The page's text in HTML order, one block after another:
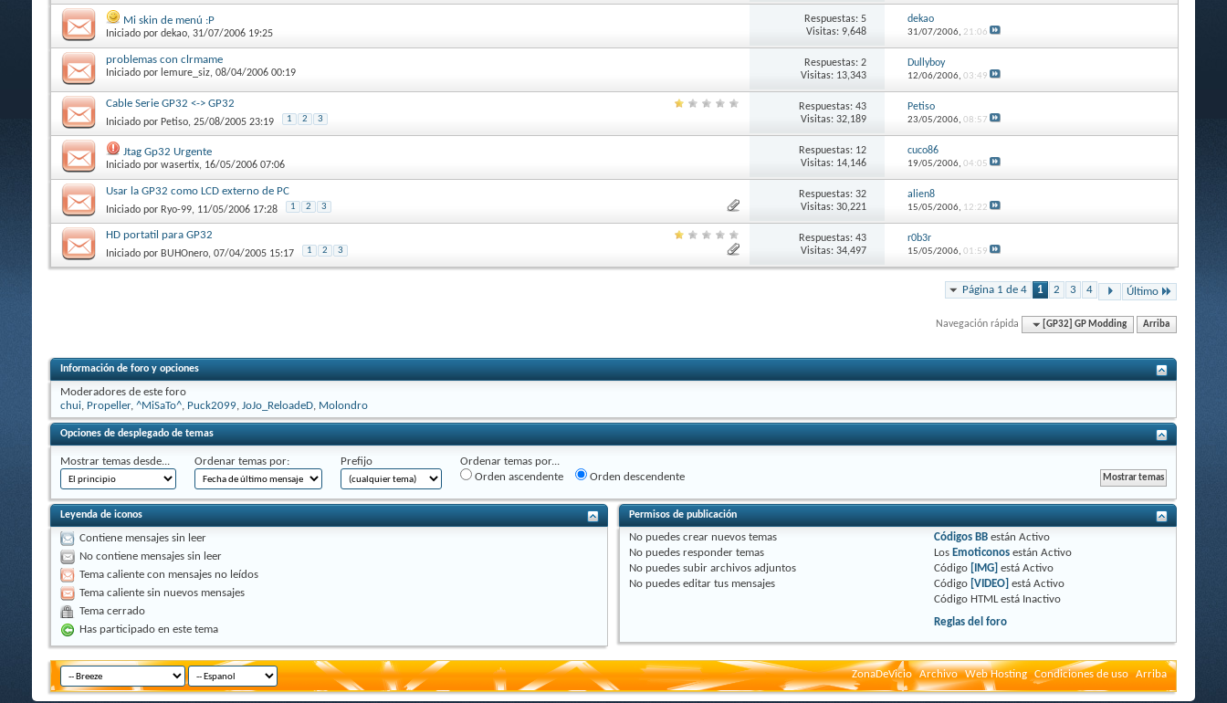
Mi skin de menú :P
Iniciado por dekao, 31/07/2006 19:25
Respuestas: 5
Visitas: 9,648
dekao
31/07/2006, 21:06
problemas con clrmame
Iniciado por lemure_siz, 08/04/2006 00:19
Respuestas: 2
Visitas: 13,343
Dullyboy
12/06/2006, 03:49
Cable Serie GP32 <-> GP32
Iniciado por Petiso, 25/08/2005 23:19 1 2 3
Respuestas: 43
Visitas: 32,189
Petiso
23/05/2006, 08:57
Jtag Gp32 Urgente
Iniciado por wasertix, 16/05/2006 07:06
Respuestas: 12
Visitas: 14,146
cuco86
19/05/2006, 04:05
Usar la GP32 como LCD externo de PC
Iniciado por Ryo-99, 11/05/2006 17:28 1 2 3
Respuestas: 32
Visitas: 30,221
alien8
15/05/2006, 12:22
HD portatil para GP32
Iniciado por BUHOnero, 07/04/2005 15:17 1 2 3
Respuestas: 43
Visitas: 34,497
r0b3r
15/05/2006, 01:59
Página 1 de 4 1 2 3 4 Último
Navegación rápida [GP32] GP Modding Arriba
Información de foro y opciones
Moderadores de este foro
chui, Propeller, ^MiSaTo^, Puck2099, JoJo_ReloadeD, Molondro
Opciones de desplegado de temas
Mostrar temas desde... Ordenar temas por: Prefijo
Ordenar temas por...
Orden ascendente
Orden descendente
Leyenda de iconos
Contiene mensajes sin leer
No contiene mensajes sin leer
Tema caliente con mensajes no leídos
Tema caliente sin nuevos mensajes
Tema cerrado
Has participado en este tema
Permisos de publicación
No puedes crear nuevos temas
No puedes responder temas
No puedes subir archivos adjuntos
No puedes editar tus mensajes
Códigos BB estánActivo
Los Emoticonos estánActivo
Código [IMG] estáActivo
Código [VIDEO] estáActivo
Código HTML está Inactivo
Reglas del foro
ZonaDeVicio Archivo Web Hosting Condiciones de uso Arriba